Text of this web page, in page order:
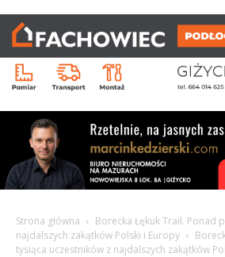
Strona główna
Borecka Łękuk Trail. Ponad
najdalszych zakątków Polski i Europy
tysiąca uczestników z najdalszych zakątków